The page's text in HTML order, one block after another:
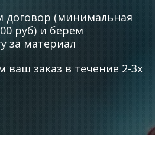
договор (минимальная
руб) и берем
за материал
ваш заказ в течение 2-3х